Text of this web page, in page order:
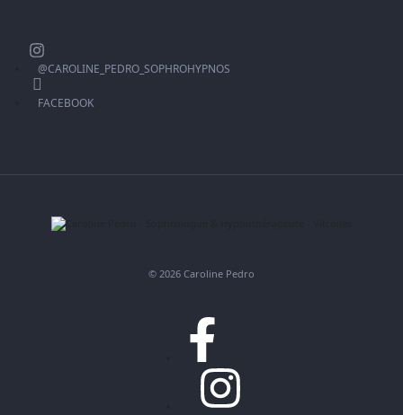
@CAROLINE_PEDRO_SOPHROHYPNOS
FACEBOOK
© 2026 Caroline Pedro